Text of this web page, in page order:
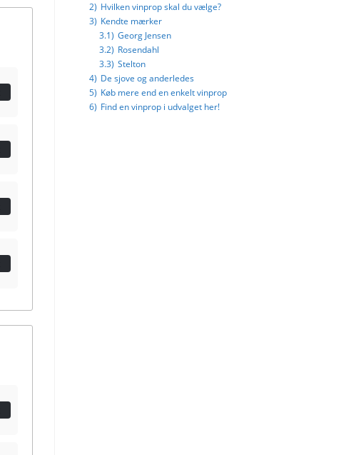
2) Hvilken vinprop skal du vælge?
3) Kendte mærker
3.1) Georg Jensen
3.2) Rosendahl
3.3) Stelton
4) De sjove og anderledes
5) Køb mere end en enkelt vinprop
6) Find en vinprop i udvalget her!